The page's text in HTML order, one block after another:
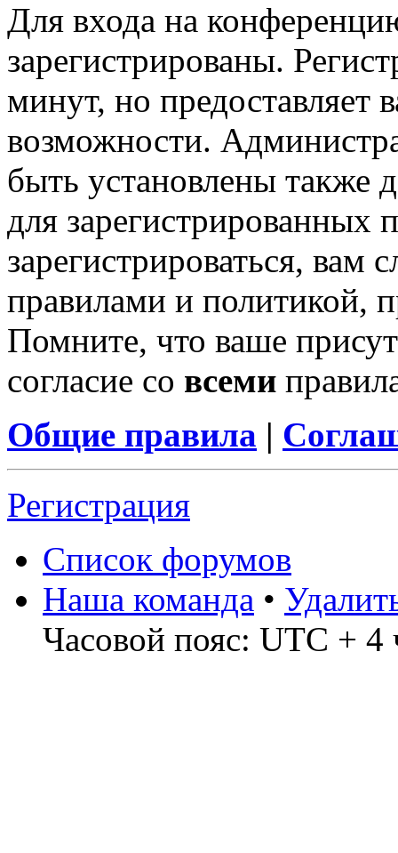
Для входа на
зарегистрированы.
минут, но предоставляет
возможности.
быть установлены также
для зарегистрированных
зарегистрироваться, вам
правилами и политикой,
Помните, что ваше
согласие со всеми
Общие правила |
Регистрация
Список форумов
Наша команда •
Часовой пояс: UTC + 4